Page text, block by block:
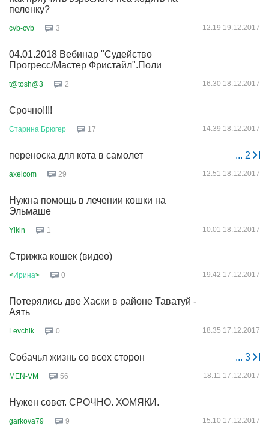
пеленку?
cvb-cvb 3 12:19 19.12.2017
04.01.2018 Вебинар "Судейство
Прогресс/Мастер Фристайл".Поли
t@tosh@3 2 16:30 18.12.2017
Срочно!!!!
Старина Брюгер 17 14:39 18.12.2017
... 2
переноска для кота в самолет
axelcom 29 12:51 18.12.2017
Нужна помощь в лечении кошки на
Эльмаше
Ylkin 1 10:01 18.12.2017
Стрижка кошек (видео)
<Ирина> 0 19:42 17.12.2017
Потерялись две Хаски в районе Таватуй -
Аять
Levchik 0 18:35 17.12.2017
... 3
Собачья жизнь со всех сторон
MEN-VM 56 18:11 17.12.2017
Нужен совет. СРОЧНО. ХОМЯКИ.
garkova79 9 15:10 17.12.2017